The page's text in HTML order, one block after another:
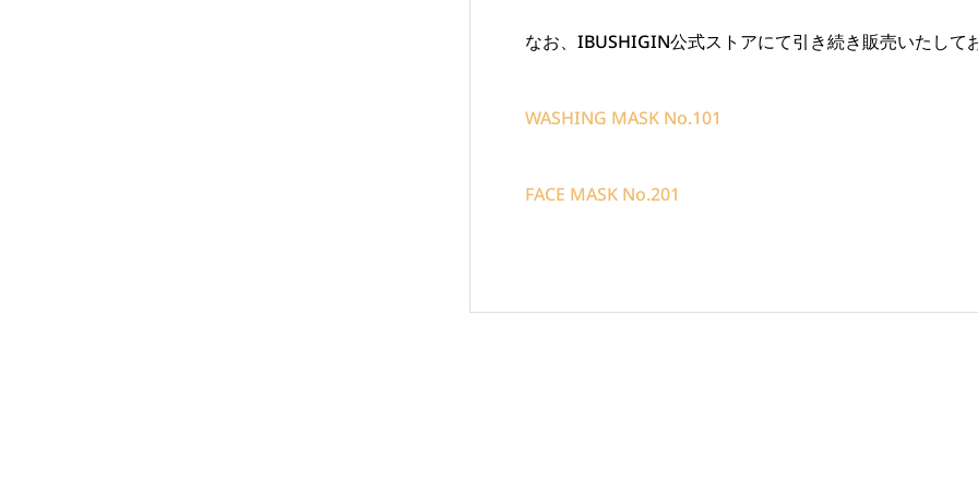
なお、IBUSHIGIN公式ストアにて引き続き販売いたして
WASHING MASK No.101
FACE MASK No.201